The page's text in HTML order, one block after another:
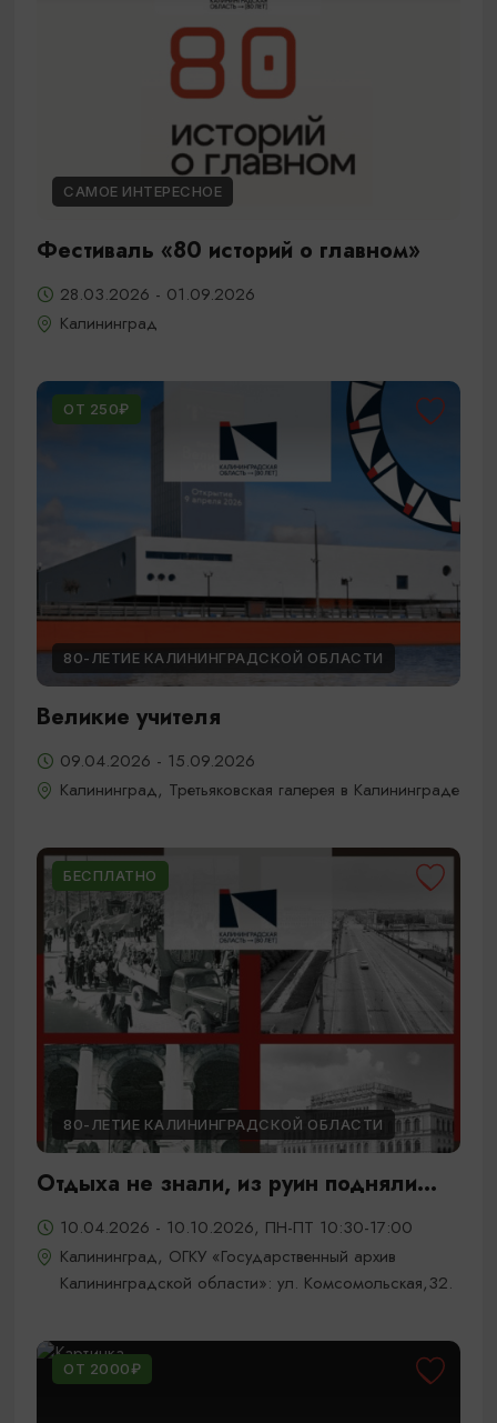
САМОЕ ИНТЕРЕСНОЕ
Фестиваль «80 историй о главном»
28.03.2026 - 01.09.2026
Калининград
ОТ 250₽
80-ЛЕТИЕ КАЛИНИНГРАДСКОЙ ОБЛАСТИ
Великие учителя
09.04.2026 - 15.09.2026
Калининград, Третьяковская галерея в Калининграде
БЕСПЛАТНО
80-ЛЕТИЕ КАЛИНИНГРАДСКОЙ ОБЛАСТИ
Отдыха не знали, из руин подняли...
10.04.2026 - 10.10.2026, ПН-ПТ 10:30-17:00
Калининград, ОГКУ «Государственный архив
Калининградской области»: ул. Комсомольская,32.
ОТ 2000₽